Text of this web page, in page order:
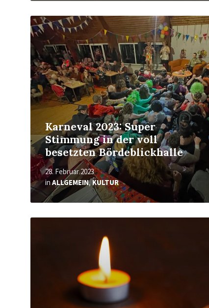
Karneval 2023: Super
Stimmung in der voll
besetzten Bördeblickhalle
28. Februar 2023
in ALLGEMEIN,KULTUR
Mehr
erfahren
Mehr